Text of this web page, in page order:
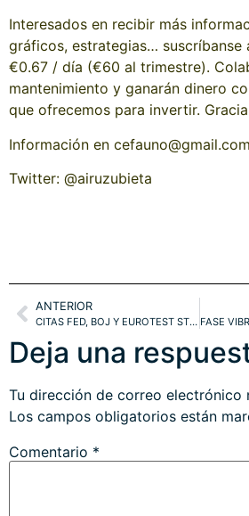
Interesados en recibir más
gráficos, estrategias… suscríbanse
€0.67 / día (€60 al trimestre).
mantenimiento y ganarán dinero
que ofrecemos para invertir.
Información en cefauno@gmail.com
Twitter: @airuzubieta
ANTERIOR
CITAS FED, BOJ Y EUROTEST STRESS. SP500, DOW, DOW TRANSPORTES, NASDAQ. AJUSTE ESTRATEGIA. IBEX
Deja una
Tu dirección de correo electrónico
Los campos obligatorios están
Comentario *